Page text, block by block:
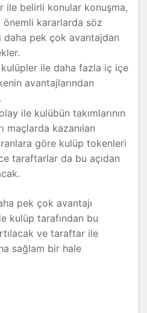
ile belirli konular konuşma,
önemli kararlarda söz
daha pek çok avantajdan
ile daha fazla iç içe
avantajlarından
ile kulübün takımlarının
maçlarda kazanılan
göre kulüp tokenleri
taraftarlar da bu açıdan
pek çok avantajı
kulüp tarafından bu
ve taraftar ile
sağlam bir hale